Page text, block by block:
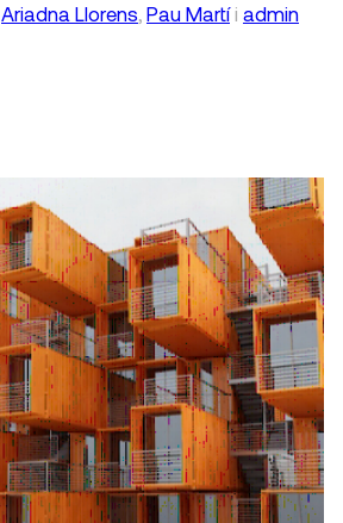
Ariadna Llorens, Pau Martíi admin